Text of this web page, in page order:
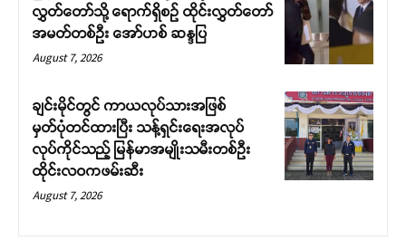
လွှတ်တော်သို့ ရောက်ရှိစဉ် ထိုင်းလွှတ်တော်
အမတ်တစ်ဦး အော်ဟစ် ဆန္ဒပြ
August 7, 2026
ချင်းမိုင်တွင် ကာယလုပ်သားအဖြစ်
မှတ်ပုံတင်ထားပြီး သန့်ရှင်းရေးအလုပ်
လုပ်ကိုင်သည့် မြန်မာအမျိုးသမီးတစ်ဦး
ထိုင်းလဝကဖမ်းဆီး
August 7, 2026